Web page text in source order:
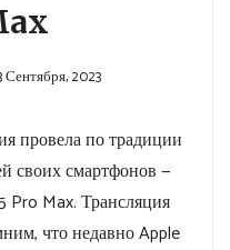
Сентября, 2023
провела по традиции
своих смартфонов —
Pro Max. Трансляция
что недавно Apple